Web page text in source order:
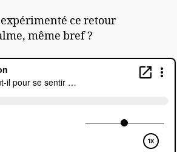
ce retour
même bref ?